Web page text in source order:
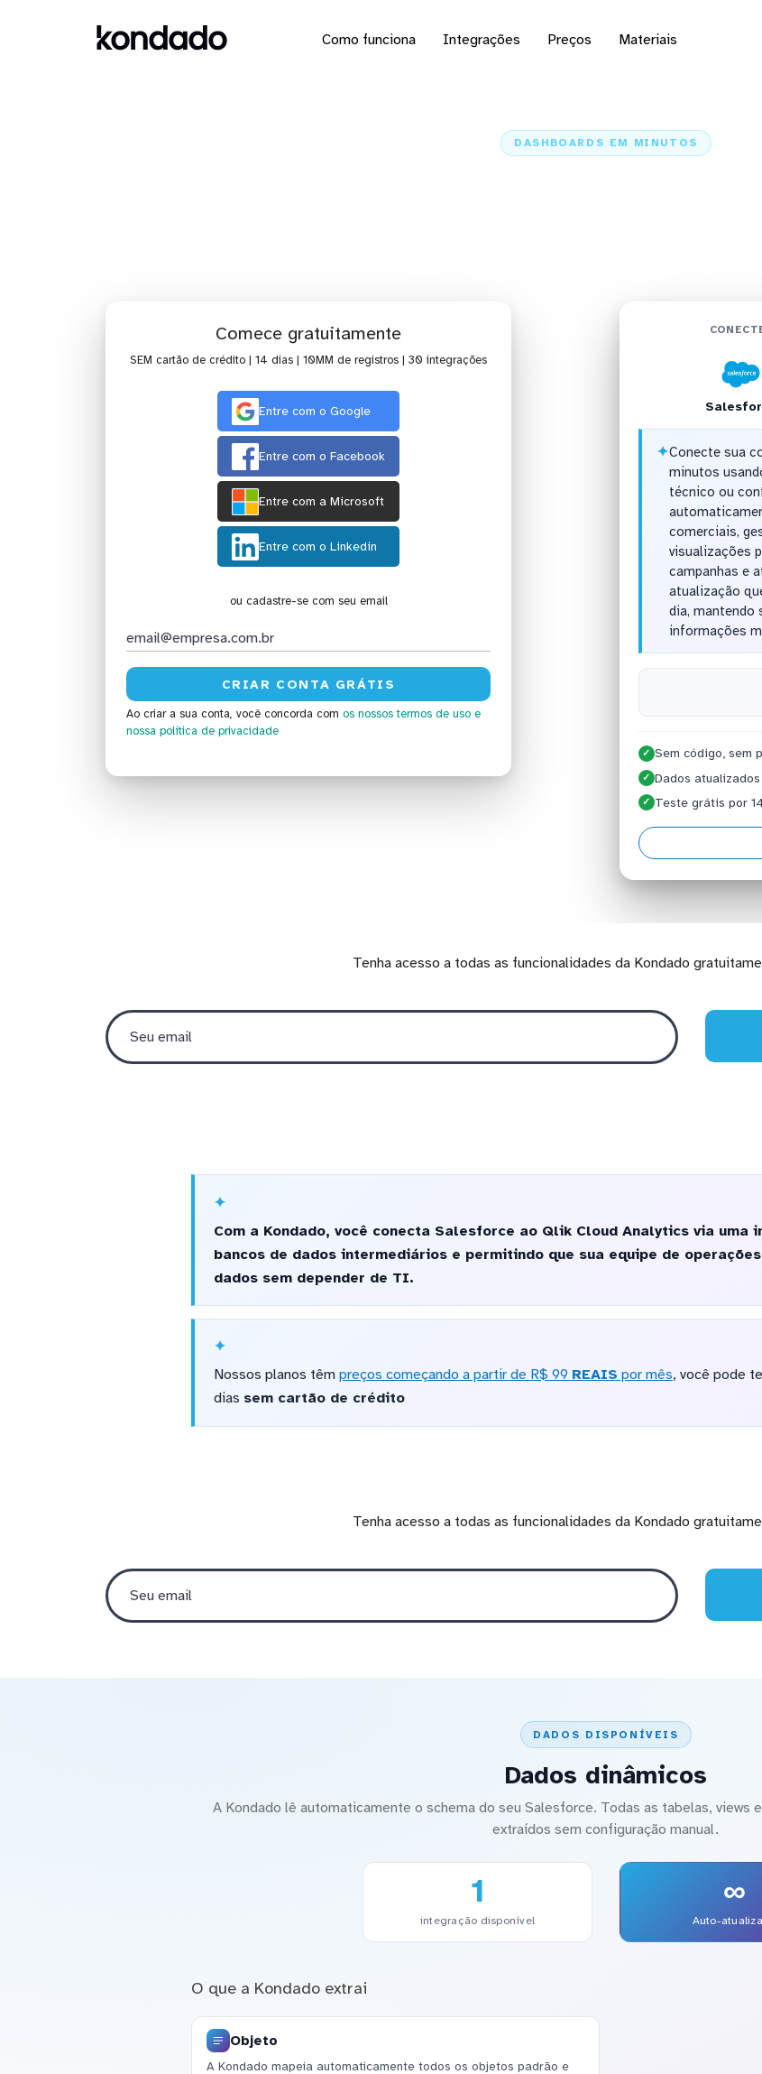
Como funciona Integrações Preços Materiais
DASHBOARDS EM MINUTOS
Comece gratuitamente
SEM cartão de crédito | 14 dias | 10MM de registros | 30 integrações
Entre com o Google
Entre com o Facebook
Entre com a Microsoft
Entre com o Linkedin
ou cadastre-se com seu email
Ao criar a sua conta, você concorda com os nossos termos de uso e
nossa política de privacidade
✦Conecte sua
minutos
técnico ou
comerciais,
visualizações
campanhas e
atualização
dia, mantendo
informações
✓ Sem código, sem
✓ Dados
✓ Teste grátis por
Tenha acesso a todas as funcionalidades da Kondado
Com a Kondado, você conecta Salesforce ao Qlik Cloud Analytics via
bancos de dados intermediários e permitindo que sua equipe de
dados sem depender de TI.
Nossos planos têm preços começando a partir de R$ 99 REAIS por mês, você pode
dias sem cartão de crédito
Tenha acesso a todas as funcionalidades da Kondado
DADOS DISPONÍVEIS
Dados dinâmicos
A Kondado lê automaticamente o schema do seu Salesforce. Todas as tabelas, views
extraídos sem configuração manual.
1
integração disponível
∞
Auto-
O que a Kondado extrai
Objeto
A Kondado mapeia automaticamente todos os objetos padrão e